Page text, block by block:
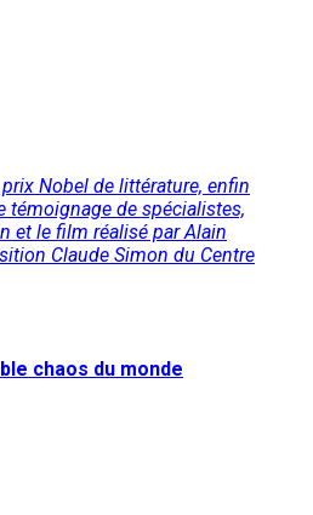
Nobel de littérature, enfin
témoignage de spécialistes,
et le film réalisé par Alain
Claude Simon du Centre
chaos du monde